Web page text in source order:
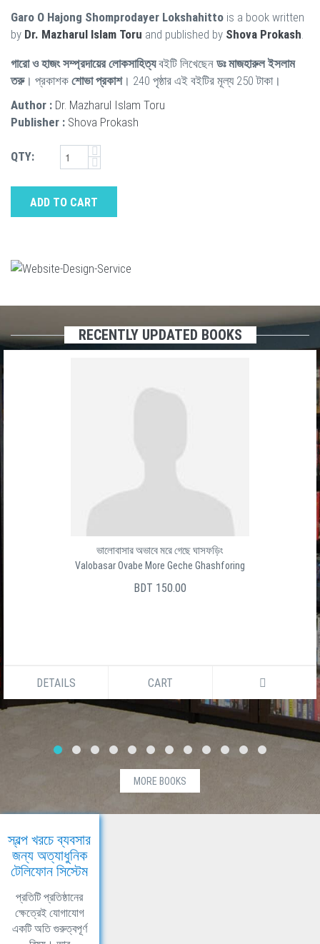
Garo O Hajong Shomprodayer Lokshahitto is a book written
by Dr. Mazharul Islam Toru and published by Shova Prokash
গারো ও হাজং সম্প্রদায়ের লোকসাহিত্যবইটি লিখেছেন ডঃ মাজহারুল ইসলাম
তরু। প্রকাশক শোভা প্রকাশ। 240 পৃষ্ঠার এই বইটির মূল্য 250 টাকা।
Author : Dr. Mazharul Islam Toru
Publisher : Shova Prokash
QTY:
ADD TO CART
RECENTLY UPDATED BOOKS
Baro Ghater Shesh Ghat
বার ঘাটের শেষ ঘাট
সালেক উদ্দীন
DETAILS CART
MORE BOOKS
স্বল্প খরচে ব্যবসার
জন্য অত্যাধুনিক
টেলিফোন সিস্টেম
প্রতিটি প্রতিষ্ঠানের
ক্ষেত্রেই যোগাযোগ
একটি অতি গুরুত্বপূর্ণ